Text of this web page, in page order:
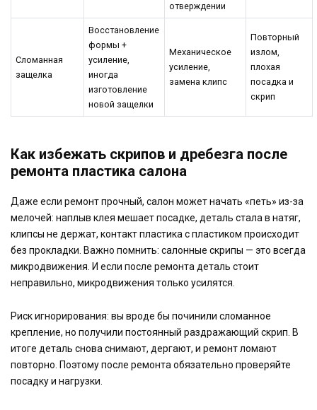
отверждении
Сломанная
защелка
Восстановление
формы +
усиление,
иногда
изготовление
новой защелки
Механическое
усиление,
замена клипс
Повторный
излом,
плохая
посадка и
скрип
Как избежать скрипов и дребезга после
ремонта пластика салона
Даже если ремонт прочный, салон может начать «петь» из-за
мелочей: наплыв клея мешает посадке, деталь стала в натяг,
клипсы не держат, контакт пластика с пластиком происходит
без прокладки. Важно помнить: салонные скрипы — это всегда
микродвижения. И если после ремонта деталь стоит
неправильно, микродвижения только усилятся.
Риск игнорирования: вы вроде бы починили сломанное
крепление, но получили постоянный раздражающий скрип. В
итоге деталь снова снимают, дергают, и ремонт ломают
повторно. Поэтому после ремонта обязательно проверяйте
посадку и нагрузки.